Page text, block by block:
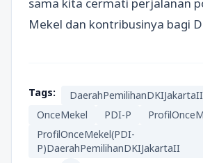
Mekel dan kontribusinya bagi
Tags: DaerahPemilihanDKIJakartaII
OnceMekel
PDI-P
ProfilOnceMekel(PDI-
P)DaerahPemilihanDKIJakartaII